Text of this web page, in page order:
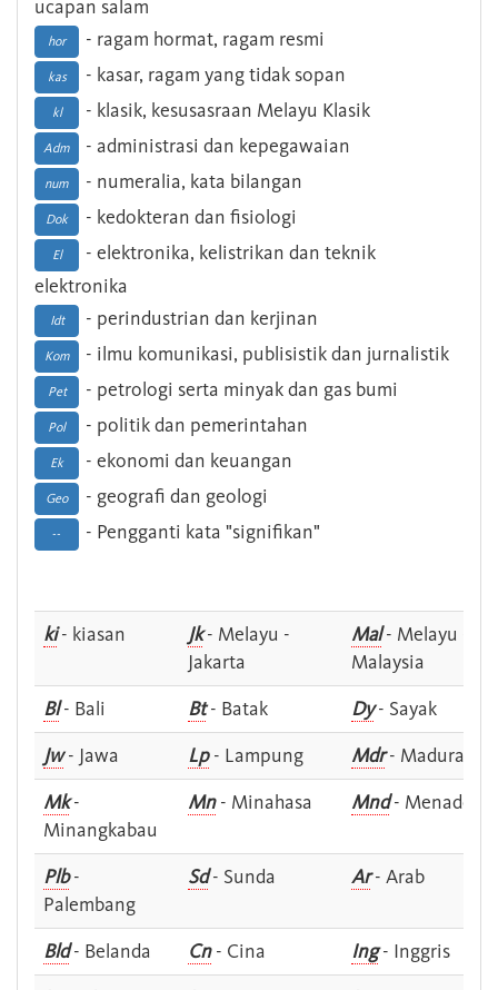
ucapan salam
hor - ragam hormat, ragam resmi
kas - kasar, ragam yang tidak sopan
kl - klasik, kesusasraan Melayu Klasik
Adm - administrasi dan kepegawaian
num - numeralia, kata bilangan
Dok - kedokteran dan fisiologi
El
- elektronika, kelistrikan dan teknik
elektronika
Idt - perindustrian dan kerjinan
Kom - ilmu komunikasi, publisistik dan jurnalistik
Pet - petrologi serta minyak dan gas bumi
Pol - politik dan pemerintahan
Ek - ekonomi dan keuangan
Geo - geografi dan geologi
-- - Pengganti kata "signifikan"
ki- kiasan Jk- Melayu -
Jakarta
Mal- Melayu -
Malaysia
Bl- Bali Bt- Batak Dy- Sayak
Jw- Jawa Lp- Lampung Mdr- Madura
Mk-
Minangkabau
Mn- Minahasa Mnd- Menado
Plb-
Palembang
Sd- Sunda Ar- Arab
Bld- Belanda Cn- Cina Ing- Inggris